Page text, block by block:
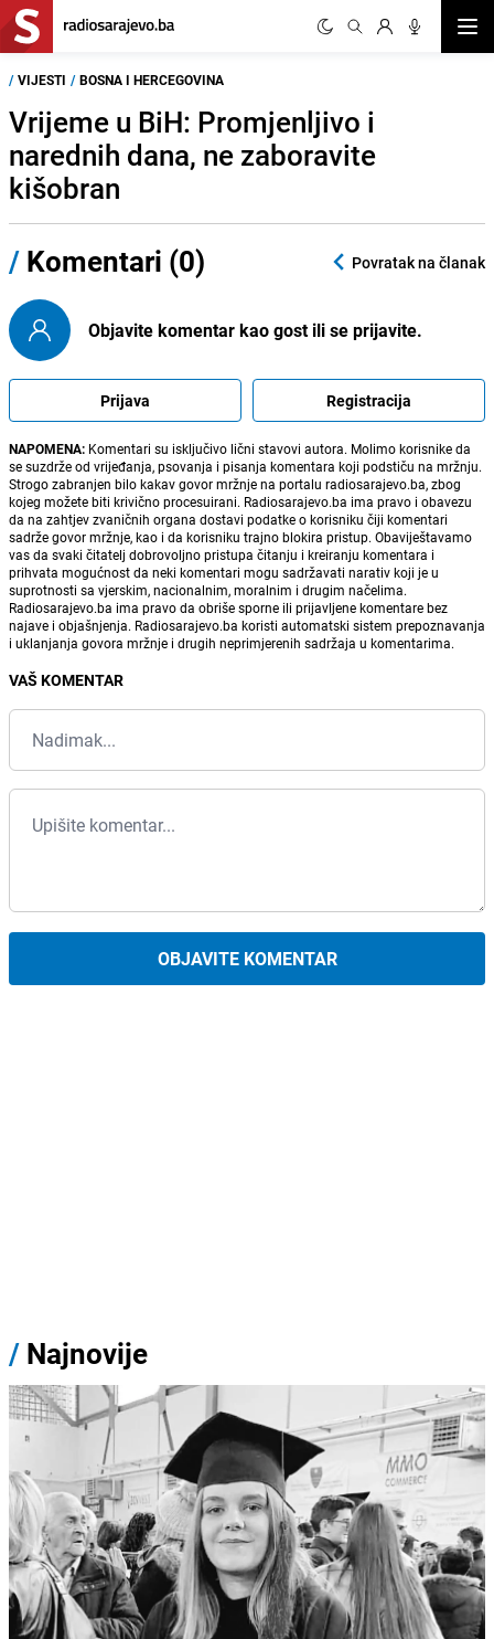
/ VIJESTI / BOSNA I HERCEGOVINA
Vrijeme u BiH: Promjenljivo i
narednih dana, ne zaboravite
kišobran
/ Komentari (0) Povratak na članak
Objavite komentar kao gost ili se prijavite.
Prijava Registracija
NAPOMENA: Komentari su isključivo lični stavovi autora. Molimo korisnike da
se suzdrže od vrijeđanja, psovanja i pisanja komentara koji podstiču na mržnju.
Strogo zabranjen bilo kakav govor mržnje na portalu radiosarajevo.ba, zbog
kojeg možete biti krivično procesuirani. Radiosarajevo.ba ima pravo i obavezu
da na zahtjev zvaničnih organa dostavi podatke o korisniku čiji komentari
sadrže govor mržnje, kao i da korisniku trajno blokira pristup. Obaviještavamo
vas da svaki čitatelj dobrovoljno pristupa čitanju i kreiranju komentara i
prihvata mogućnost da neki komentari mogu sadržavati narativ koji je u
suprotnosti sa vjerskim, nacionalnim, moralnim i drugim načelima.
Radiosarajevo.ba ima pravo da obriše sporne ili prijavljene komentare bez
najave i objašnjenja. Radiosarajevo.ba koristi automatski sistem prepoznavanja
i uklanjanja govora mržnje i drugih neprimjerenih sadržaja u komentarima.
VAŠ KOMENTAR
OBJAVITE KOMENTAR
/ Najnovije